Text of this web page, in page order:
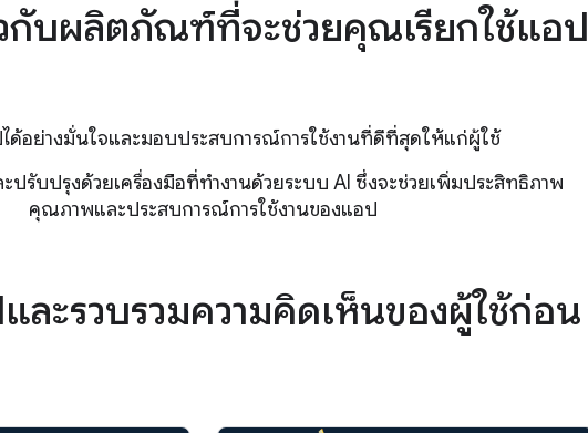
กับผลิตภัณฑ์ที่จะช่วยคุณเรียกใช้แอป
ได้อย่างมั่นใจและมอบประสบการณ์การใช้งานที่ดีที่สุดให้แก่ผู้ใช้
ปรับปรุงด้วยเครื่องมือที่ทำงานด้วยระบบ AI ซึ่งจะช่วยเพิ่มประสิทธิภาพ
คุณภาพและประสบการณ์การใช้งานของแอป
ะรวบรวมความคิดเห็นของผู้ใช้ก่อน